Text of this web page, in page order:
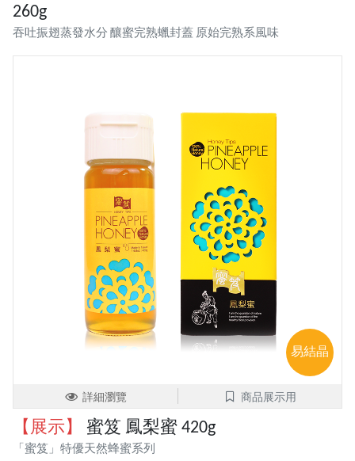
260g
吞吐振翅蒸發水分 釀蜜完熟蠟封蓋 原始完熟系風味
易結晶
詳細瀏覽 商品展示用
【展示】 蜜笈 鳳梨蜜 420g
「蜜笈」特優天然蜂蜜系列